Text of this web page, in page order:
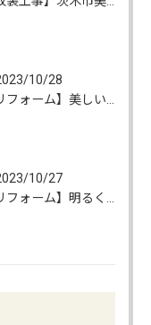
10/28
10/27